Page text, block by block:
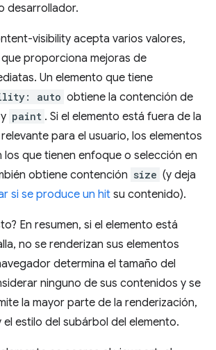
desarrollador.
visibility acepta varios valores,
que proporciona mejoras de
Un elemento que tiene
auto obtiene la contención de
y paint . Si el elemento está fuera de la
para el usuario, los elementos
los que tienen enfoque o selección en
obtiene contención size (y deja
si se produce un hit su contenido).
En resumen, si el elemento está
no se renderizan sus elementos
determina el tamaño del
ninguno de sus contenidos y se
la mayor parte de la renderización,
estilo del subárbol del elemento.